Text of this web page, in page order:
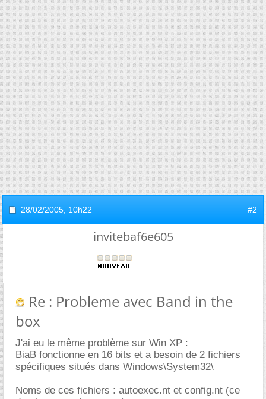
28/02/2005, 10h22 #2
invitebaf6e605
Re : Probleme avec Band in the
box
J'ai eu le même problème sur Win XP :
BiaB fonctionne en 16 bits et a besoin de 2 fichiers
spécifiques situés dans Windows\System32\
Noms de ces fichiers : autoexec.nt et config.nt (ce